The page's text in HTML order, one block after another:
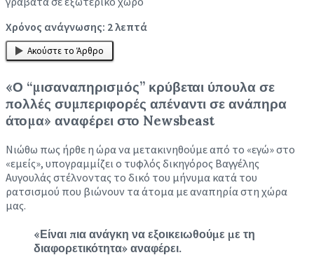
Χρόνος ανάγνωσης: 2λεπτά
Ακούστε το Άρθρο
«Ο “μισαναπηρισμός” κρύβεται ύπουλα σε
πολλές συμπεριφορές απέναντι σε ανάπηρα
άτομα» αναφέρει στο Newsbeast
Νιώθω πως ήρθε η ώρα να μετακινηθούμε από το «εγώ» στο
«εμείς», υπογραμμίζει ο τυφλός δικηγόρος Βαγγέλης
Αυγουλάς στέλνοντας το δικό του μήνυμα κατά του
ρατσισμού που βιώνουν τα άτομα με αναπηρία στη χώρα
μας.
«Είναι πια ανάγκη να εξοικειωθούμε με τη
διαφορετικότητα» αναφέρει.